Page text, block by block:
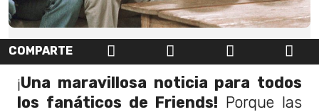
COMPARTE
¡Una maravillosa noticia para todos
los fanáticos de Friends! Porque las